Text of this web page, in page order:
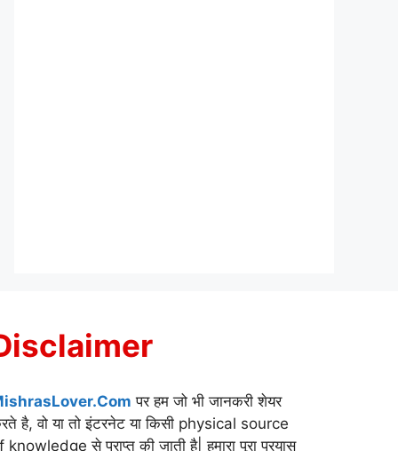
पर हम जो भी जानकरी शेयर
है, वो या तो इंटरनेट या किसी physical source
knowledge से प्राप्त की जाती है| हमारा पूरा प्रयास